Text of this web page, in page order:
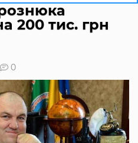
200 тис. грн
0